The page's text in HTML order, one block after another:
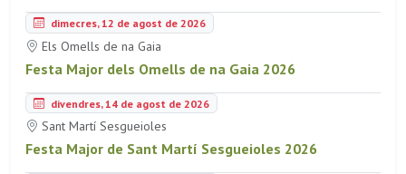
dimecres, 12 de agost de 2026
Els Omells de na Gaia
Festa Major dels Omells de na Gaia 2026
divendres, 14 de agost de 2026
Sant Martí Sesgueioles
Festa Major de Sant Martí Sesgueioles 2026